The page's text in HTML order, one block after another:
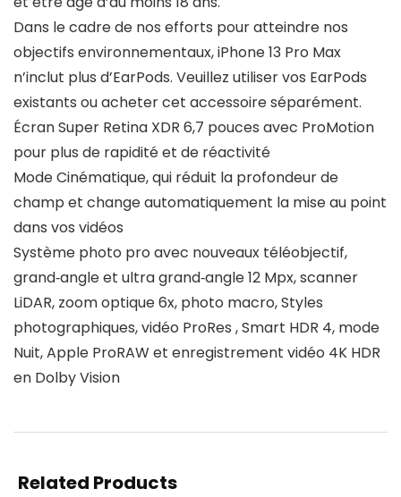
Dans le cadre de nos efforts pour atteindre nos
objectifs environnementaux, iPhone 13 Pro Max
n’inclut plus d’EarPods. Veuillez utiliser vos EarPods
existants ou acheter cet accessoire séparément.
Écran Super Retina XDR 6,7 pouces avec ProMotion
pour plus de rapidité et de réactivité
Mode Cinématique, qui réduit la profondeur de
champ et change automatiquement la mise au point
dans vos vidéos
Système photo pro avec nouveaux téléobjectif,
grand‑angle et ultra grand‑angle 12 Mpx, scanner
LiDAR, zoom optique 6x, photo macro, Styles
photographiques, vidéo ProRes , Smart HDR 4, mode
Nuit, Apple ProRAW et enregistrement vidéo 4K HDR
en Dolby Vision
Related Products